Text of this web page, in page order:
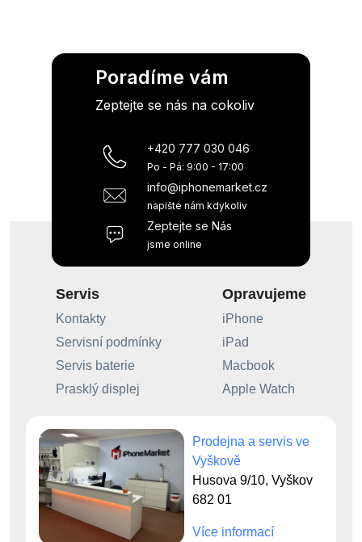
Poradíme vám
Zeptejte se nás na cokoliv
+420 777 030 046
Po - Pá: 9:00 - 17:00
info@iphonemarket.cz
napište nám kdykoliv
Zeptejte se Nás
jsme online
Servis
Kontakty
Servisní podmínky
Servis baterie
Prasklý displej
Opravujeme
iPhone
iPad
Macbook
Apple Watch
Prodejna a servis ve
Vyškově
Husova 9/10, Vyškov
682 01
Více informací